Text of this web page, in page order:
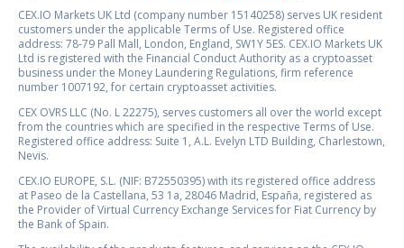
CEX.IO Markets UK Ltd (company number 15140258) serves UK resident
customers under the applicable Terms of Use. Registered office
address: 78-79 Pall Mall, London, England, SW1Y 5ES. CEX.IO Markets UK
Ltd is registered with the Financial Conduct Authority as a cryptoasset
business under the Money Laundering Regulations, firm reference
number 1007192, for certain cryptoasset activities.
CEX OVRS LLC (No. L 22275), serves customers all over the world except
from the countries which are specified in the respective Terms of Use.
Registered office address: Suite 1, A.L. Evelyn LTD Building, Charlestown,
Nevis.
CEX.IO EUROPE, S.L. (NIF: B72550395) with its registered office address
at Paseo de la Castellana, 53 1a, 28046 Madrid, España, registered as
the Provider of Virtual Currency Exchange Services for Fiat Currency by
the Bank of Spain.